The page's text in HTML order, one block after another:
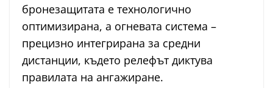
бронезащитата е технологично
оптимизирана, а огневата система –
прецизно интегрирана за средни
дистанции, където релефът диктува
правилата на ангажиране.